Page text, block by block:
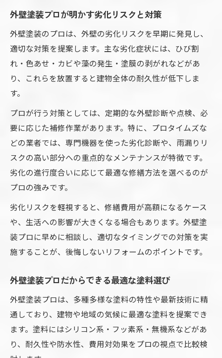
外壁塗装プロが勧める塗料選びと施工法
外壁塗装プロの視点で押さえるメンテナン
ス
外壁塗装プロの経験が生む耐久性アップ術
外壁塗装プロが語る塗装後の管理のポイン
外壁塗装プロが明かす劣化リスクと対策
外壁塗装のプロは、外壁の劣化リスクを早期に発見し、
適切な対策を提案します。主な劣化症状には、ひび割
れ・色あせ・カビや藻の発生・塗膜の剥がれなどがあ
り、これらを放置すると建物全体の耐久性が低下しま
す。
プロが行う対策としては、定期的な外壁診断や点検、必
要に応じた補修作業があります。特に、プロタイムズな
どの業者では、専門機器を使った劣化診断や、雨漏りリ
スクの高い部分への重点的なメンテナンスが特徴です。
劣化の進行度合いに応じて最適な修繕方法を選べるのが
プロの強みです。
劣化リスクを軽視すると、修繕費用が高額になるケース
や、生活への影響が大きくなる場合もあります。外壁塗
装プロに早めに相談し、適切なタイミングでの対策を実
施することが、後悔しないリフォームのポイントです。
外壁塗装プロだからできる最適な塗料選び
外壁塗装プロは、多種多様な塗料の特性や最新技術に精
通しており、建物や地域の気候に最適な塗料を提案でき
ます。塗料にはシリコン系・フッ素系・無機系などがあ
り、耐久性や防水性、費用対効果をプロの視点で比較検